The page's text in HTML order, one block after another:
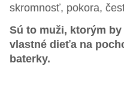
skromnosť, pokora,
Sú to muži, ktorým
vlastné dieťa na
baterky.